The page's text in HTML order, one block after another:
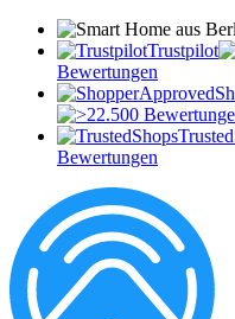
Trustpilot
Bewertungen
Bewertungen